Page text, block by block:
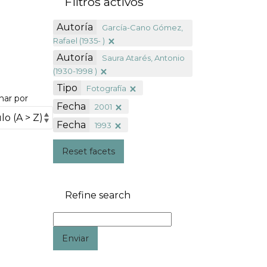
por
Autoría
García-Cano Gómez,
Rafael (1935- )
Autoría
Saura Atarés, Antonio
(1930-1998 )
Tipo Fotografía
Fecha 2001
Fecha 1993
Reset facets
Refine search
Enviar